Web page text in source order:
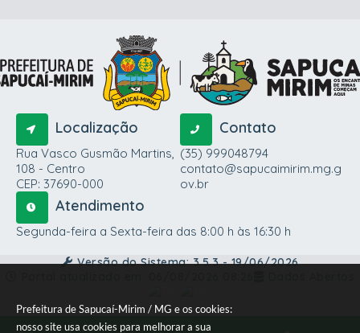
Prefeitura de Sapucaí-Mirim / MG e os cookies:
nosso site usa cookies para melhorar a sua
Localização
Rua Vasco Gusmão Martins,
108 - Centro
CEP: 37690-000
Contato
(35) 999048794
contato@sapucaimirim.mg.g
ov.br
Atendimento
Segunda-feira a Sexta-feira das 8:00 h às 16:30 h
Versão do Sistema:3.5.3 - 19/06/2026